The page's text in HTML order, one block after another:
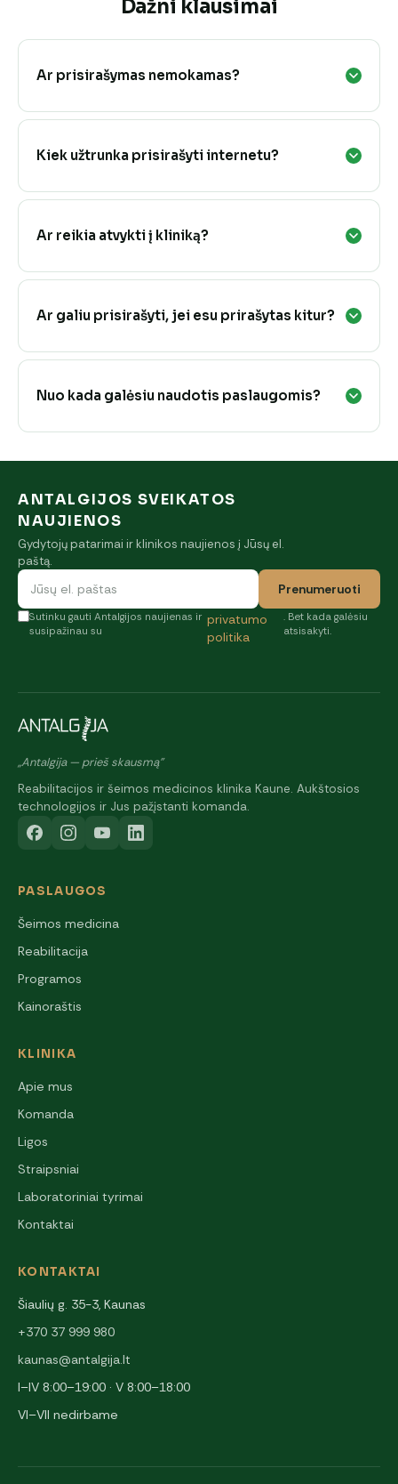
Dažni klausimai
Ar prisirašymas nemokamas?
Kiek užtrunka prisirašyti internetu?
Ar reikia atvykti į kliniką?
Ar galiu prisirašyti, jei esu prirašytas kitur?
Nuo kada galėsiu naudotis paslaugomis?
ANTALGIJOS SVEIKATOS
NAUJIENOS
Gydytojų patarimai ir klinikos naujienos į Jūsų el.
paštą.
Prenumeruoti
Sutinku gauti Antalgijos naujienas ir
susipažinau su
privatumo
politika
. Bet kada galėsiu
atsisakyti.
„Antalgija — prieš skausmą"
Reabilitacijos ir šeimos medicinos klinika Kaune. Aukštosios
technologijos ir Jus pažįstanti komanda.
PASLAUGOS
Šeimos medicina
Reabilitacija
Programos
Kainoraštis
KLINIKA
Apie mus
Komanda
Ligos
Straipsniai
Laboratoriniai tyrimai
Kontaktai
KONTAKTAI
Šiaulių g. 35-3, Kaunas
+370 37 999 980
kaunas@antalgija.lt
I–IV 8:00–19:00 · V 8:00–18:00
VI–VII nedirbame